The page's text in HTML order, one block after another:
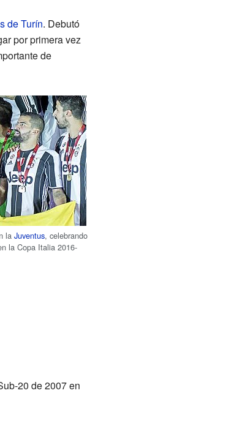
de Turín. Debutó
por primera vez
de
laJuventus, celebrando
la Copa Italia 2016-
20 de 2007 en